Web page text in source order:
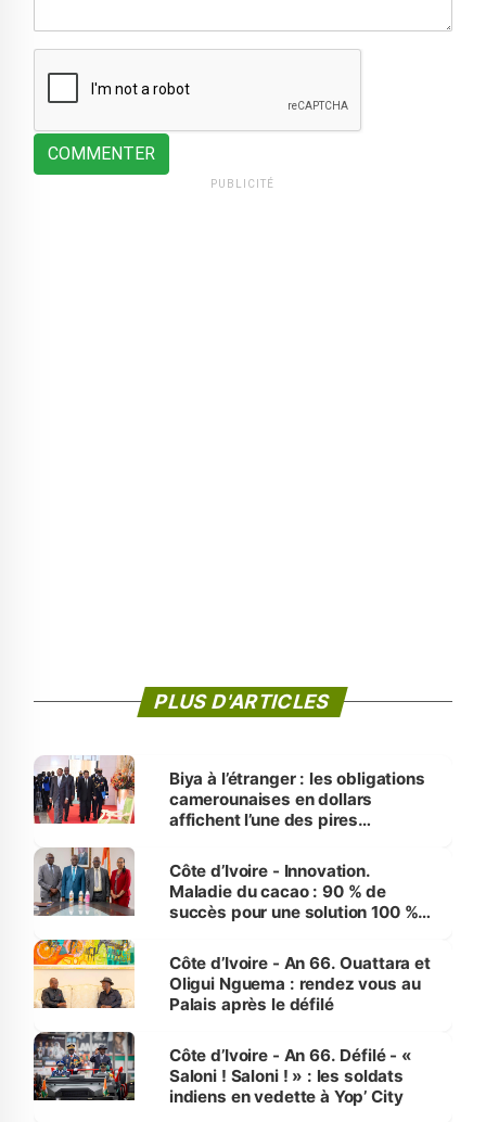
COMMENTER
PUBLICITÉ
PLUS D'ARTICLES
Biya à l’étranger : les obligations
camerounaises en dollars
affichent l’une des pires
Côte d’Ivoire - Innovation.
Maladie du cacao : 90 % de
succès pour une solution 100 %
Côte d’Ivoire - An 66. Ouattara et
Oligui Nguema : rendez vous au
Palais après le défilé
Côte d’Ivoire - An 66. Défilé - «
Saloni ! Saloni ! » : les soldats
indiens en vedette à Yop’ City